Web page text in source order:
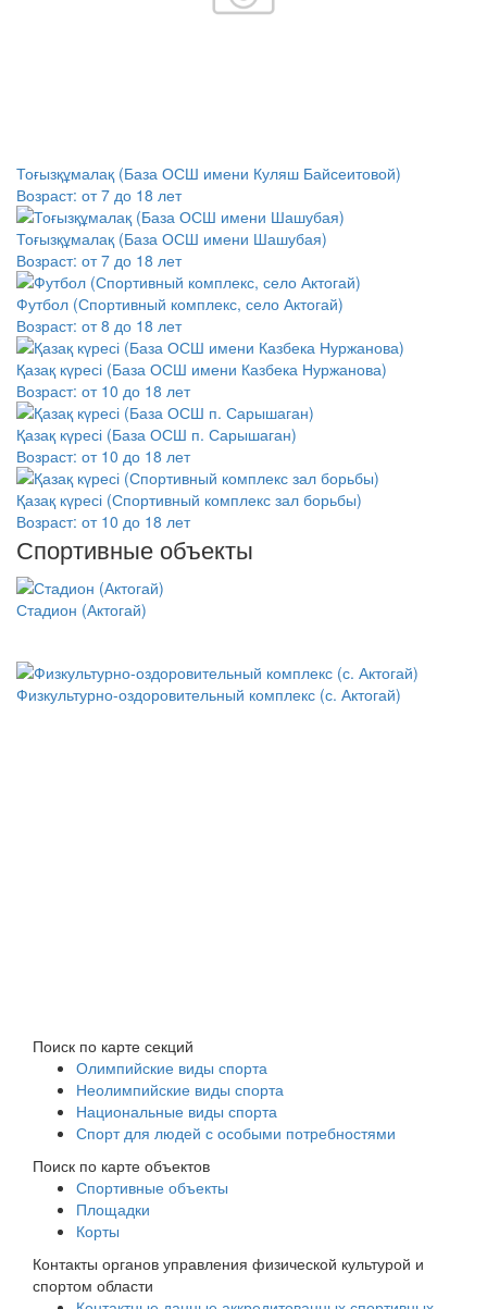
Тоғызқұмалақ (База ОСШ имени Куляш Байсеитовой)
Возраст: от 7 до 18 лет
Тоғызқұмалақ (База ОСШ имени Шашубая)
Возраст: от 7 до 18 лет
Футбол (Спортивный комплекс, село Актогай)
Возраст: от 8 до 18 лет
Қазақ күресі (База ОСШ имени Казбека Нуржанова)
Возраст: от 10 до 18 лет
Қазақ күресі (База ОСШ п. Сарышаган)
Возраст: от 10 до 18 лет
Қазақ күресі (Спортивный комплекс зал борьбы)
Возраст: от 10 до 18 лет
Спортивные объекты
Стадион (Актогай)
Физкультурно-оздоровительный комплекс (с. Актогай)
Поиск по карте секций
Олимпийские виды спорта
Неолимпийские виды спорта
Национальные виды спорта
Спорт для людей с особыми потребностями
Поиск по карте объектов
Спортивные объекты
Площадки
Корты
Контакты органов управления физической культурой и
спортом области